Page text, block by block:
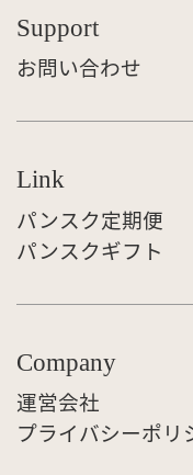
Support
お問い合わせ
Link
パンスク定期便
パンスクギフト
Company
運営会社
プライバシーポリ